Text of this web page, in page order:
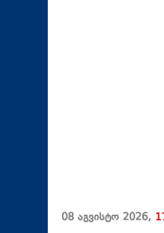
08 აგვისტო 2026,